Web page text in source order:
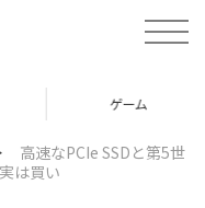
t
o
v
ゲーム
高速なPCIe SSDと第5世
は買い